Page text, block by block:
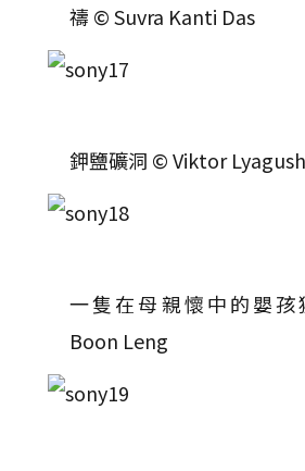
禱 © Suvra Kanti Das
鉀鹽礦洞 © Viktor
一隻在母親懷中的嬰
Boon Leng